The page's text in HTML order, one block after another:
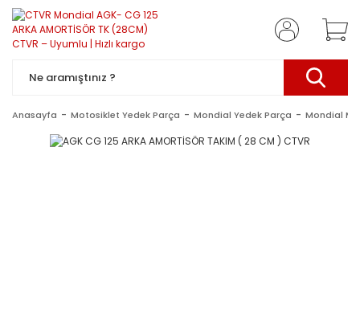
Anasayfa Motosiklet Yedek Parça Mondial Yedek Parça Mondial